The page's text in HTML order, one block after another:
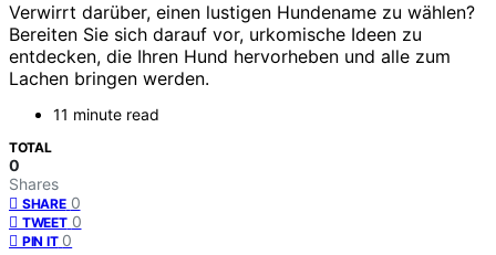
Verwirrt darüber, einen lustigen Hundename zu wählen?
Bereiten Sie sich darauf vor, urkomische Ideen zu
entdecken, die Ihren Hund hervorheben und alle zum
Lachen bringen werden.
11 minute read
TOTAL
0
Shares
SHARE 0
TWEET 0
PIN IT 0